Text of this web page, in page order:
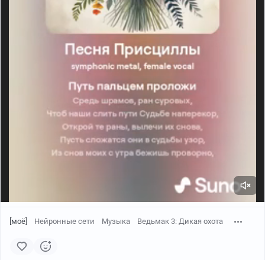
[моё] Нейронные сети Музыка Ведьмак 3: Дикая охота